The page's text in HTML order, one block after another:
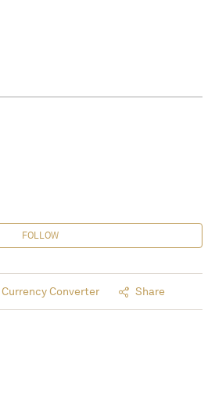
FOLLOW
Currency Converter Share